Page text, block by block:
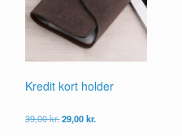
Kredit kort holder
39,00kr.Den
29,00kr.